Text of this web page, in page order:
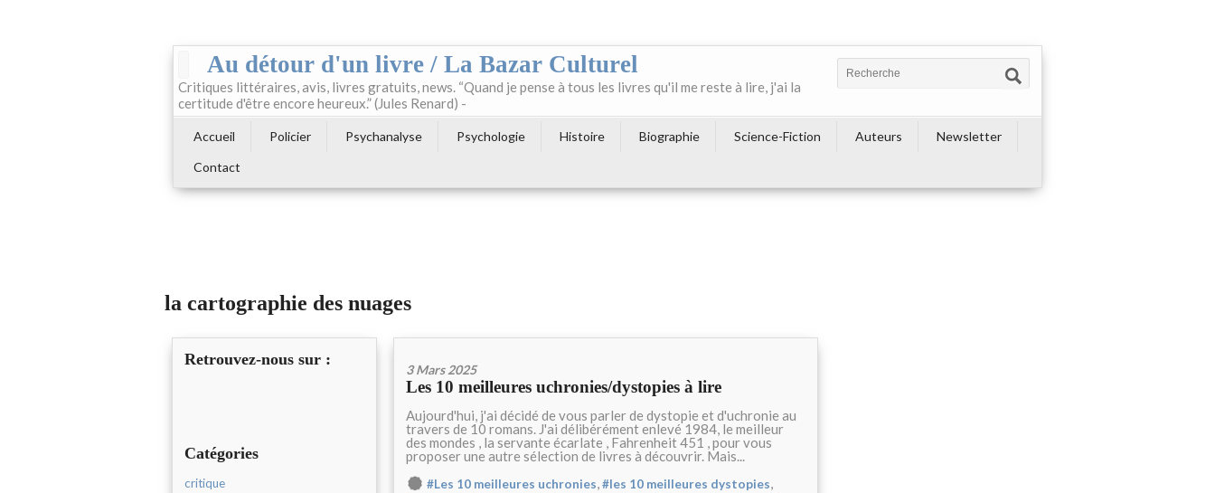
Au détour d'un livre / La Bazar Culturel
Critiques littéraires, avis, livres gratuits, news. “Quand je pense à tous les livres qu'il me reste à lire, j'ai la
certitude d'être encore heureux.” (Jules Renard) -
Accueil Policier Psychanalyse Psychologie Histoire Biographie Science-Fiction Auteurs
Newsletter
Contact
la cartographie des nuages
Retrouvez-nous sur :
Catégories
critique
3 Mars 2025
Les 10 meilleures uchronies/dystopies à lire
Aujourd'hui, j'ai décidé de vous parler de dystopie et d'uchronie au
travers de 10 romans. J'ai délibérément enlevé 1984, le meilleur
des mondes , la servante écarlate , Fahrenheit 451 , pour vous
proposer une autre sélection de livres à découvrir. Mais...
#Les 10 meilleures uchronies,#les 10 meilleures dystopies,